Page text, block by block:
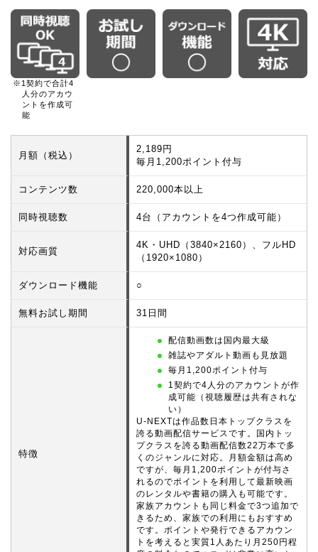
※1契約で合計4
人分のアカウ
ントを作成可
能
月額（税込）
2,189円
毎月1,200ポイント付与
コンテンツ数 220,000本以上
同時視聴数 4台（アカウントを4つ作成可能）
対応画質
4K・UHD（3840×2160）、フルHD
（1920×1080）
ダウンロード機能 ○
無料お試し期間 31日間
特徴
配信動画数は国内最大級
雑誌やアダルト動画も見放題
毎月1,200ポイント付与
1契約で4人分のアカウントが作
成可能（視聴履歴は共有されな
い）
U-NEXTは作品数日本トップクラスを
誇る動画配信サービスです。国内トッ
プクラスを誇る動画配信数22万本で多
くのジャンルに対応。月額金額は高め
ですが、毎月1,200ポイントが付与さ
れるのでポイントを利用して最新映画
のレンタルや書籍の購入も可能です。
家族アカウントも同じ料金で3つ追加で
きるため、家族での利用にもおすすめ
です。ポイントや発行できるアカウン
トを考えると実質1人あたり月250円程